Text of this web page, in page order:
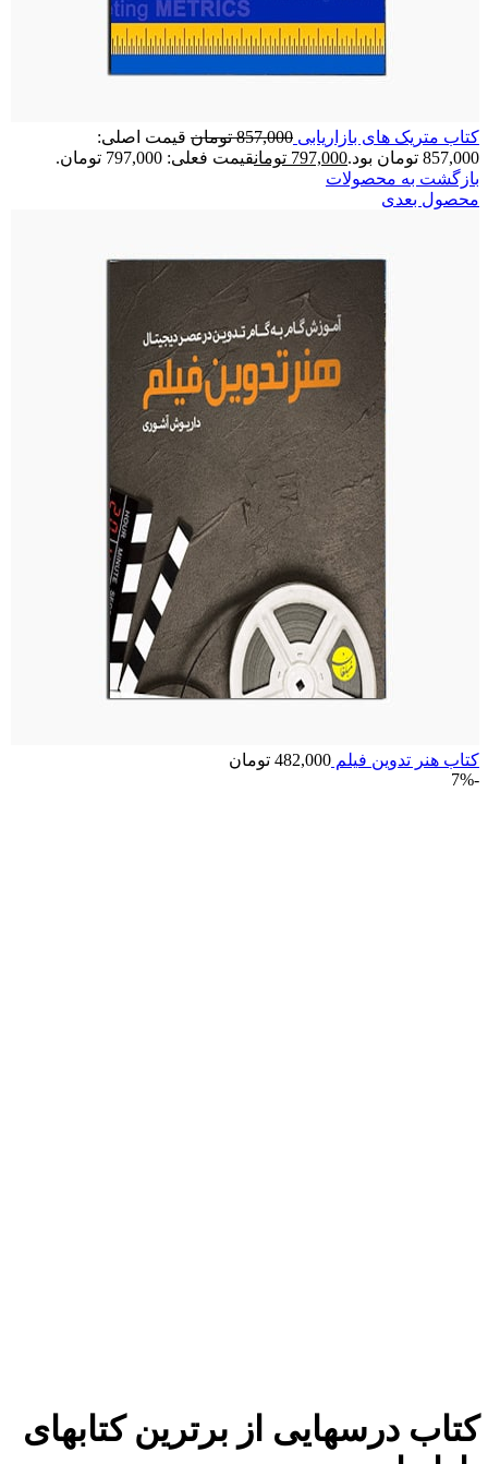
کتاب متریک های بازاریابی 857,000 تومان قیمت اصلی:
857,000 تومان بود.
797,000 تومانقیمت فعلی: 797,000 تومان.
بازگشت به محصولات
محصول بعدی
کتاب هنر تدوین فیلم 482,000 تومان
-7%
کتاب درسهایی از برترین کتابهای